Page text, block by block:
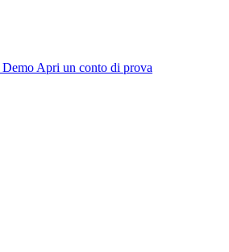
Demo Apri un conto di prova